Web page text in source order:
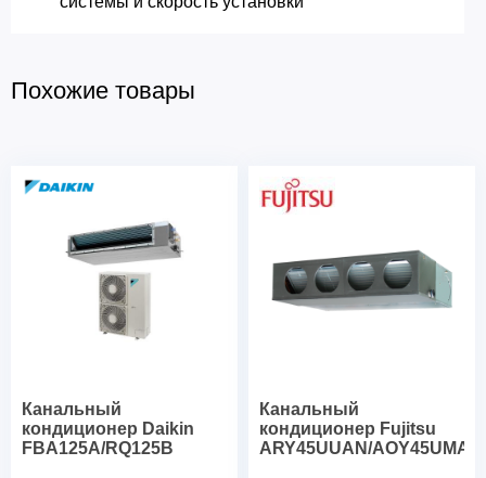
Похожие товары
Канальный
кондиционер Daikin
FBA125A/RQ125B
Канальный
кондиционер Fujitsu
ARY45UUAN/